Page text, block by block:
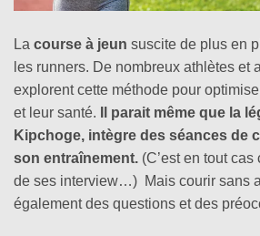
La course à jeun suscite de plus en
les runners. De nombreux athlètes et
explorent cette méthode pour
et leur santé.
Il parait même que la
Kipchoge, intègre des séances de
son entraînement. (C’est en tout
de ses interview…) Mais courir sans
également des questions et des